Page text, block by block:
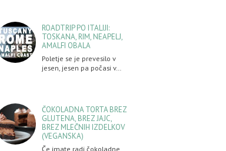
ROADTRIP PO ITALIJI:
TOSKANA, RIM, NEAPELJ,
AMALFI OBALA
Poletje se je prevesilo v
jesen, jesen pa počasi v…
ČOKOLADNA TORTA BREZ
GLUTENA, BREZ JAJC,
BREZ MLEČNIH IZDELKOV
(VEGANSKA)
Če imate radi čokoladne